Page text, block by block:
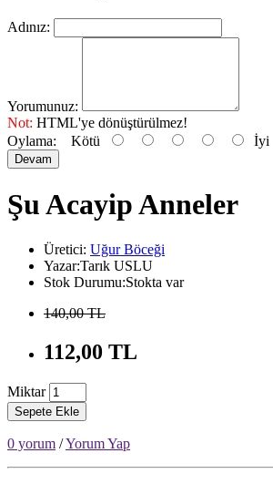
Adınız:
Yorumunuz:
Not: HTML'ye dönüştürülmez!
Oylama: Kötü İyi
Devam
Şu Acayip Anneler
Üretici: Uğur Böceği
Yazar:Tarık USLU
Stok Durumu:Stokta var
140,00 TL
112,00 TL
Miktar
Sepete Ekle
0 yorum /Yorum Yap